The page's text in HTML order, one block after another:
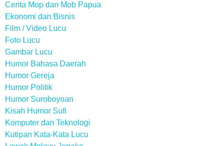
Cerita Mop dan Mob Papua
Ekonomi dan Bisnis
Film / Video Lucu
Foto Lucu
Gambar Lucu
Humor Bahasa Daerah
Humor Gereja
Humor Politik
Humor Suroboyoan
Kisah Humor Sufi
Komputer dan Teknologi
Kutipan Kata-Kata Lucu